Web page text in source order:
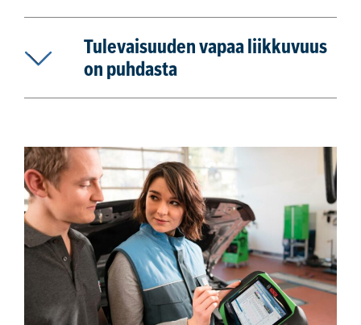
Tulevaisuuden vapaa liikkuvuus
on puhdasta